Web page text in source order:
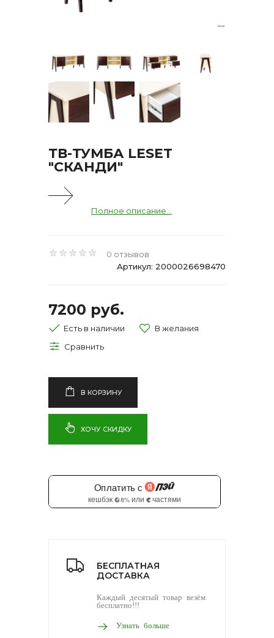
ТВ-ТУМБА LESET
"СКАНДИ"
Полное описание...
0 отзывов
Артикул: 2000026698470
7200 руб.
Есть в наличии
В КОРЗИНУ
ХОЧУ СКИДКУ
БЕСПЛАТНАЯ
ДОСТАВКА
Каждый десятый товар везём
бесплатно!!!
Узнать больше